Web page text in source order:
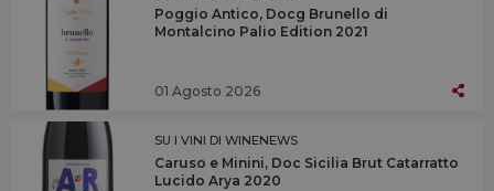
Poggio Antico, Docg Brunello di
Montalcino Palio Edition 2021
01 Agosto 2026
SU I VINI DI WINENEWS
Caruso e Minini, Doc Sicilia Brut Catarratto
Lucido Arya 2020